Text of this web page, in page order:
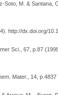
M. & Santana,
http://dx.doi.org/
Sci., 67, p.87
Mater., 14,